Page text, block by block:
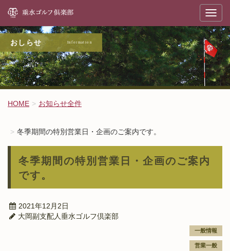
T
g
g
l
e
n
a
v
i
a
垂
お知らせ全件
HOME お知らせ全件
冬季期間の特別営業日・企画のご案内です。
冬季期間の特別営業日・企画のご案内
です。
2021年12月2日
大岡副支配人垂水ゴルフ倶楽部
一般情報
営業一般